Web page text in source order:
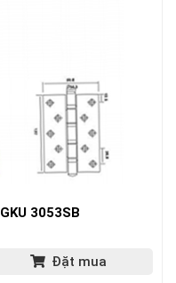
3053SB
Đặt mua